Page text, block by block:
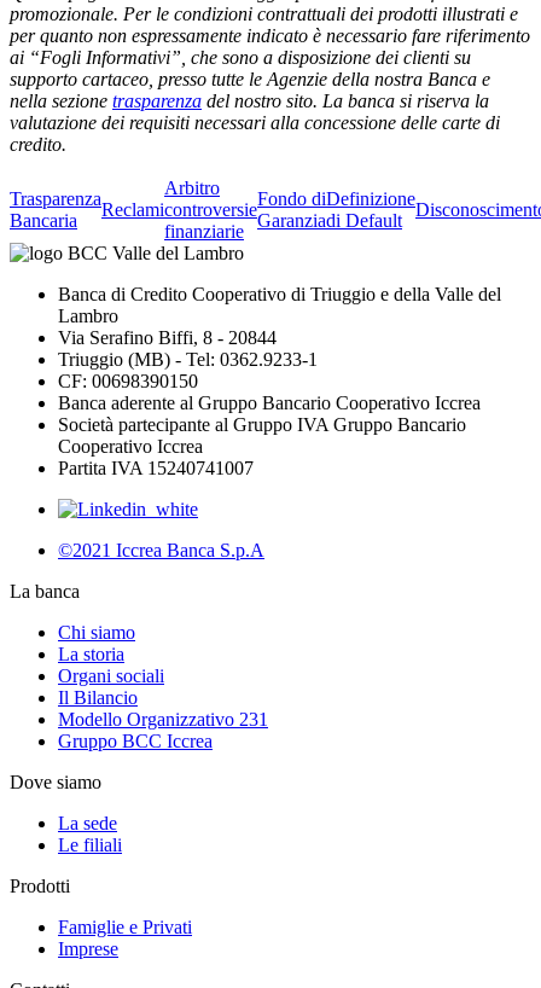
promozionale. Per le condizioni contrattuali dei prodotti illustrati e
per quanto non espressamente indicato è necessario fare riferimento
ai “Fogli Informativi”, che sono a disposizione dei clienti su
supporto cartaceo, presso tutte le Agenzie della nostra Banca e
nella sezione trasparenza del nostro sito. La banca si riserva la
valutazione dei requisiti necessari alla concessione delle carte di
credito.
Trasparenza
Bancaria
Reclami
Arbitro
controversie
finanziarie
Fondo di
Garanzia
Definizione
di Default
Banca di Credito Cooperativo di Triuggio e della Valle del
Lambro
Via Serafino Biffi, 8 - 20844
Triuggio (MB) - Tel: 0362.9233-1
CF: 00698390150
Banca aderente al Gruppo Bancario Cooperativo Iccrea
Società partecipante al Gruppo IVA Gruppo Bancario
Cooperativo Iccrea
Partita IVA 15240741007
©2021 Iccrea Banca S.p.A
La banca
Chi siamo
La storia
Organi sociali
Il Bilancio
Modello Organizzativo 231
Gruppo BCC Iccrea
Dove siamo
La sede
Le filiali
Prodotti
Famiglie e Privati
Imprese